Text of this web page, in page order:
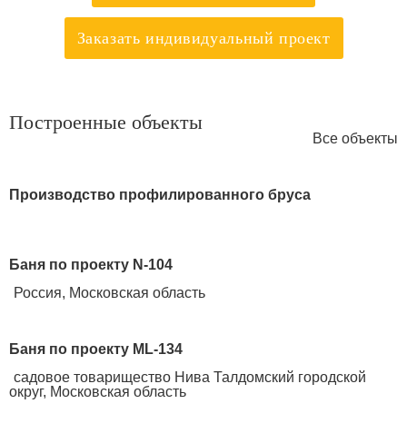
Заказать индивидуальный проект
Построенные объекты
Все объекты
Производство профилированного бруса
Баня по проекту N-104
Россия, Московская область
Баня по проекту ML-134
садовое товарищество Нива Талдомский городской
округ, Московская область